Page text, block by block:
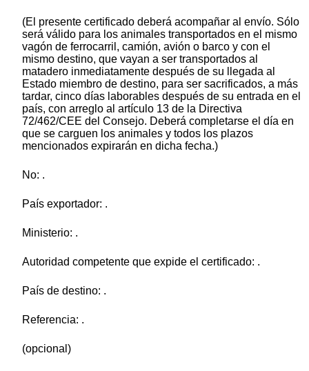
(El presente certificado deberá acompañar al envío. Sólo
será válido para los animales transportados en el mismo
vagón de ferrocarril, camión, avión o barco y con el
mismo destino, que vayan a ser transportados al
matadero inmediatamente después de su llegada al
Estado miembro de destino, para ser sacrificados, a más
tardar, cinco días laborables después de su entrada en el
país, con arreglo al artículo 13 de la Directiva
72/462/CEE del Consejo. Deberá completarse el día en
que se carguen los animales y todos los plazos
mencionados expirarán en dicha fecha.)
No: .
País exportador: .
Ministerio: .
Autoridad competente que expide el certificado: .
País de destino: .
Referencia: .
(opcional)